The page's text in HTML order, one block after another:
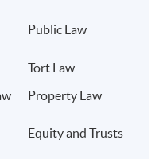
Public Law
Tort Law
Property Law
Equity and Trusts